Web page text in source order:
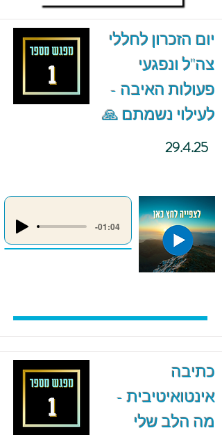
יום הזכרון לחללי
צה"ל ונפגעי
פעולות האיבה -
לעילוי נשמתם 🙏
29.4.25
-01:04
כתיבה
אינטואיטיבית -
מה הלב שלי